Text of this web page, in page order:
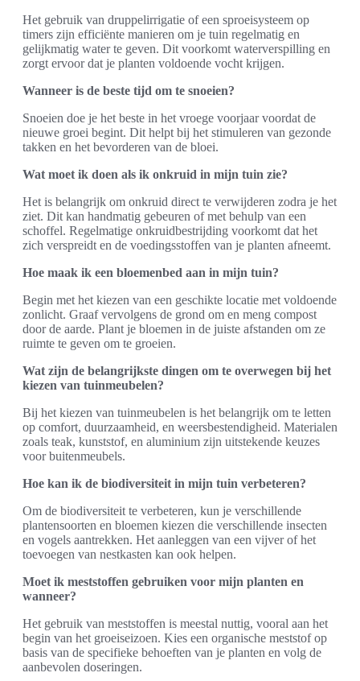
Het gebruik van druppelirrigatie of een sproeisysteem op
timers zijn efficiënte manieren om je tuin regelmatig en
gelijkmatig water te geven. Dit voorkomt waterverspilling en
zorgt ervoor dat je planten voldoende vocht krijgen.
Wanneer is de beste tijd om te snoeien?
Snoeien doe je het beste in het vroege voorjaar voordat de
nieuwe groei begint. Dit helpt bij het stimuleren van gezonde
takken en het bevorderen van de bloei.
Wat moet ik doen als ik onkruid in mijn tuin zie?
Het is belangrijk om onkruid direct te verwijderen zodra je het
ziet. Dit kan handmatig gebeuren of met behulp van een
schoffel. Regelmatige onkruidbestrijding voorkomt dat het
zich verspreidt en de voedingsstoffen van je planten afneemt.
Hoe maak ik een bloemenbed aan in mijn tuin?
Begin met het kiezen van een geschikte locatie met voldoende
zonlicht. Graaf vervolgens de grond om en meng compost
door de aarde. Plant je bloemen in de juiste afstanden om ze
ruimte te geven om te groeien.
Wat zijn de belangrijkste dingen om te overwegen bij het
kiezen van tuinmeubelen?
Bij het kiezen van tuinmeubelen is het belangrijk om te letten
op comfort, duurzaamheid, en weersbestendigheid. Materialen
zoals teak, kunststof, en aluminium zijn uitstekende keuzes
voor buitenmeubels.
Hoe kan ik de biodiversiteit in mijn tuin verbeteren?
Om de biodiversiteit te verbeteren, kun je verschillende
plantensoorten en bloemen kiezen die verschillende insecten
en vogels aantrekken. Het aanleggen van een vijver of het
toevoegen van nestkasten kan ook helpen.
Moet ik meststoffen gebruiken voor mijn planten en
wanneer?
Het gebruik van meststoffen is meestal nuttig, vooral aan het
begin van het groeiseizoen. Kies een organische meststof op
basis van de specifieke behoeften van je planten en volg de
aanbevolen doseringen.